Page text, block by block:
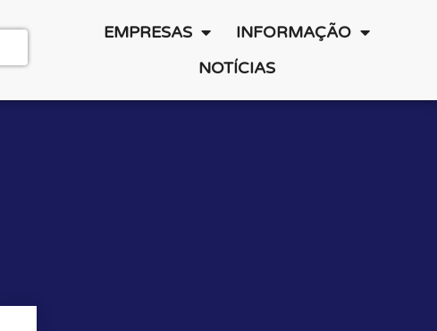
EMPRESAS
INFORMAÇÃO
NOTÍCIAS